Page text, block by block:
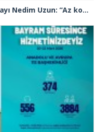
İstanbul Tabip Odası Başkan Adayı Nedim Uzun: “Az konuşacağız çok icraat yapacağız”